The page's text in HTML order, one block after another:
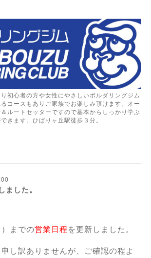
初心者の方や女性にやさしいボルダリングジム
コースもありご家族でお楽しみ頂けます。オー
ルートセッターですので基本からしっかり学ぶ
きます。ひばりヶ丘駅徒歩３分。
ました。
までの営業日程 を更新しました。
し訳ありませんが、ご確認の程よ